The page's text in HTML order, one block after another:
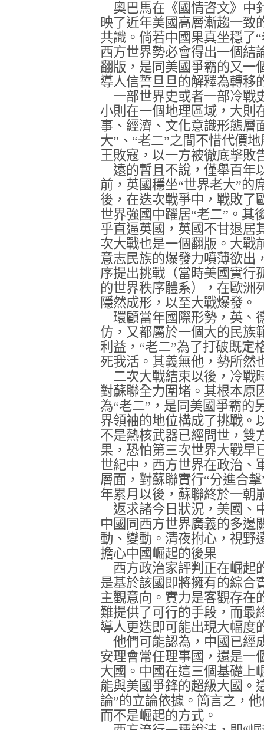
奧巴馬在《國情咨文》中
映了近年美國高層漸趨一致
共識。倘若中國果真坐穩了
西方世界勢必會得出一個結
翻版，是同美國爭霸的又一
導人信誓旦旦的解釋為轉移
一部世界史或者一部冷戰
小則在一個地理區域，大則
事、經濟、文化意識形態層
大”、“老二”之間不惜代價
王敗寇，以一方被徹底擊敗
遠的暫且不說，僅舉百年
前，英國穩坐“世界老大”的
後，在迭次戰爭中，戰敗了
世界強國中躍居“老二”。其
乎直逼英國，英國不甘退居
次大戰也是一個翻版。大戰
意志民族的爆發力噴薄欲出
序提出挑戰（當時美國實行
的世界秩序體系），在歐洲
隱然成形，以至大戰爆發。
環顧當年國際形勢，英、
仿，又都屬於一個大的民族
利益，“老二”為了打破既定
死我活。其義無他，勢所然
二次大戰結束以後，冷戰
對蘇聯全力圍堵。其根本原
為“老二”，是同美國爭霸的
界領袖的地位構成了挑戰。
不是熱核武器已經問世，雙
果，恐怕第三次世界大戰早
世紀中，西方世界在政治、
層面，對蘇聯實行“分進合
年累月以後，蘇聯終於一朝
返求諸今日狀況，美國、
中國同西方世界廣義的多邊
動、變動。清夜拊心，視野
擔心中國崛起的後果
西方政治家評判正在崛起
是基於該國即將擁有的綜合
主觀意向。實力是客觀存在
難提供了可行的手段，而最
導人更迭即可能出現大幅度
他們可能認為，中國已經
安理會常任理事國，還是一
大國。中國在這三個基礎上
能與美國爭鋒的超級大國。
論”的立論依據。簡言之，
而不是崛起的方式。